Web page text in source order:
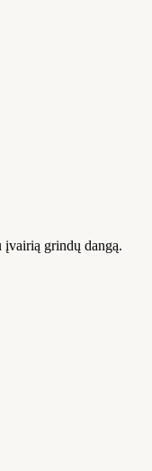
grindų dangą.